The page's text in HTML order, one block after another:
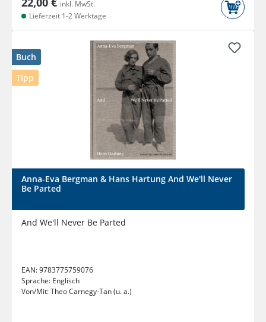
inkl. MwSt.
Lieferzeit 1-2 Werktage
Buch
Tipp
Anna-Eva Bergman & Hans Hartung And We'll Never
Be Parted
And We'll Never Be Parted
EAN:9783775759076
Sprache: Englisch
Von/Mit:Theo Carnegy-Tan (u. a.)